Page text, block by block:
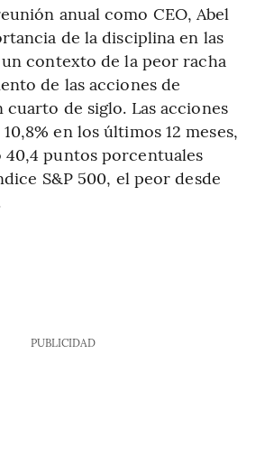
anual como CEO, Abel
de la disciplina en las
contexto de la peor racha
de las acciones de
cuarto de siglo. Las acciones
en los últimos 12 meses,
puntos porcentuales
S&P 500, el peor desde
PUBLICIDAD